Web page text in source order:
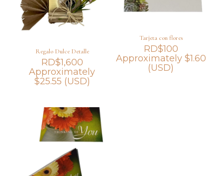
Regalo Dulce Detalle
RD$1,600
Approximately
$25.55 (USD)
Tarjeta con flores
RD$100
Approximately $1.60
(USD)